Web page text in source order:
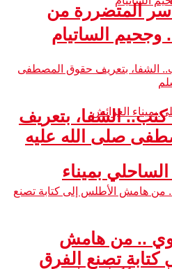
المتضررة من
بميناء
وجحيم الساتيام
الشفا، بتعريف
صلى الله عليه
.. من هامش
كتابة تصنع الفرق